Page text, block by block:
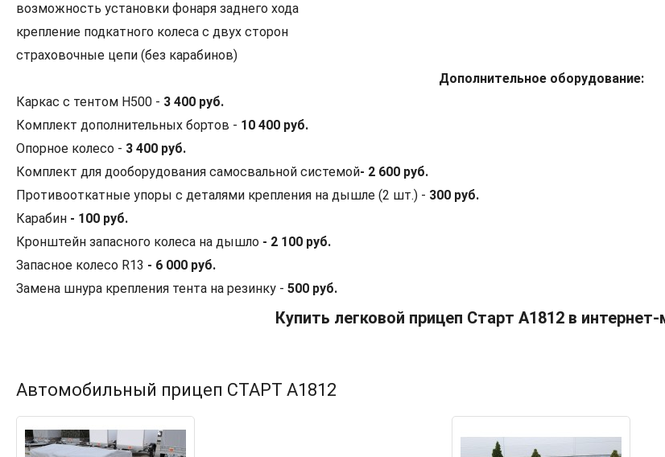
возможность установки фонаря заднего хода
крепление подкатного колеса с двух сторон
страховочные цепи (без карабинов)
Дополнительное оборудование:
Каркас с тентом H500 - 3 400 руб.
Комплект дополнительных бортов - 10 400 руб.
Опорное колесо - 3 400 руб.
Комплект для дооборудования самосвальной системой- 2 600 руб.
Противооткатные упоры с деталями крепления на дышле (2 шт.) - 300 руб.
Карабин - 100 руб.
Кронштейн запасного колеса на дышло - 2 100 руб.
Запасное колесо R13 - 6 000 руб.
Замена шнура крепления тента на резинку - 500 руб.
Купить легковой прицеп Старт А1812 в
Автомобильный прицеп СТАРТ A1812